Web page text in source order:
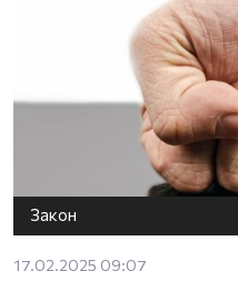
Закон
17.02.2025 09:07